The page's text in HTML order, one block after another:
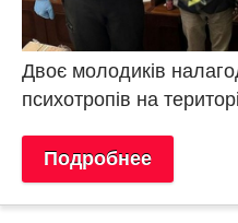
Двоє молодиків
психотропів на
Подробнее